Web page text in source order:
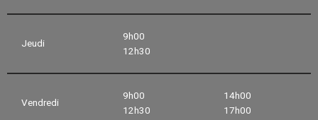
Jeudi
9h00
12h30
Vendredi
9h00
12h30
14h00
17h00